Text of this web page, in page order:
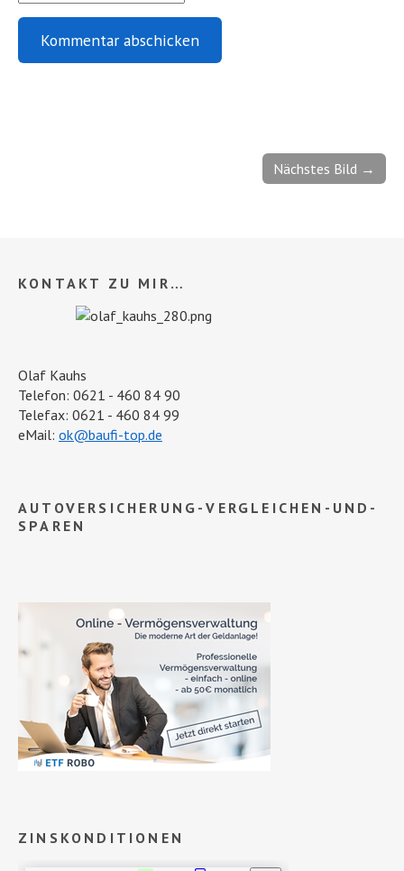
Nächstes Bild →
KONTAKT ZU MIR…
Olaf Kauhs
Telefon: 0621 - 460 84 90
Telefax: 0621 - 460 84 99
eMail: ok@baufi-top.de
AUTOVERSICHERUNG-VERGLEICHEN-UND-
SPAREN
ZINSKONDITIONEN